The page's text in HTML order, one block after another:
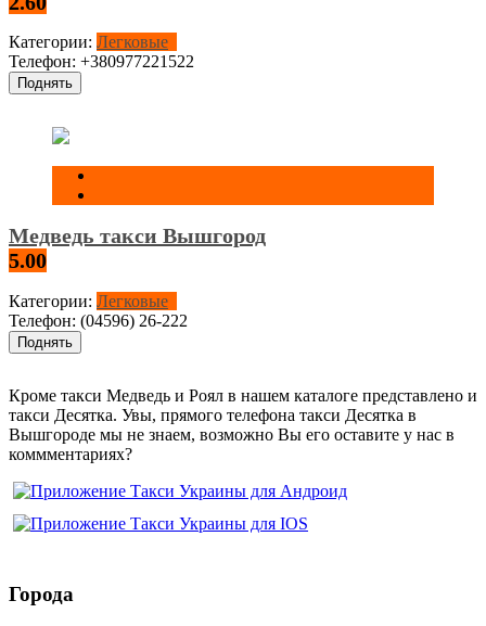
Категории: Легковые
Телефон: +380977221522
Поднять
Медведь такси Вышгород
5.00
Категории: Легковые
Телефон: (04596) 26-222
Поднять
Кроме такси Медведь и Роял в нашем каталоге представлено и
такси Десятка. Увы, прямого телефона такси Десятка в
Вышгороде мы не знаем, возможно Вы его оставите у нас в
коммментариях?
Города